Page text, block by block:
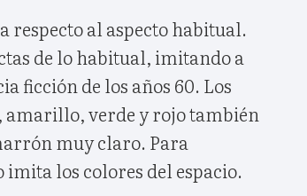
respecto al aspecto habitual.
de lo habitual, imitando a
ficción de los años 60. Los
amarillo, verde y rojo también
muy claro. Para
los colores del espacio.